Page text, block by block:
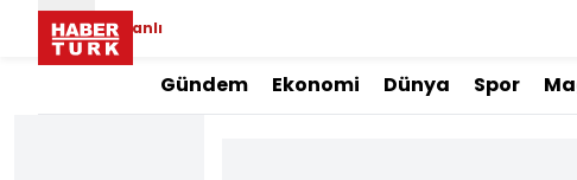
Canlı
Gündem Ekonomi Dünya Spor